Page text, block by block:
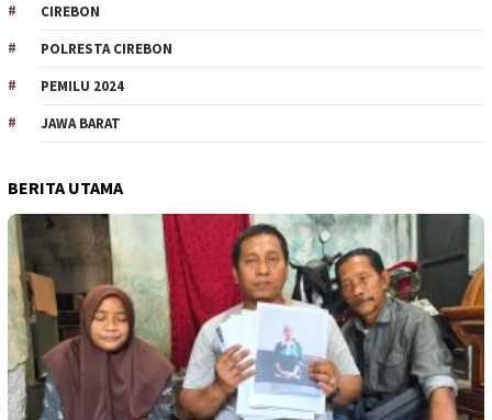
CIREBON
POLRESTA CIREBON
PEMILU 2024
JAWA BARAT
BERITA UTAMA